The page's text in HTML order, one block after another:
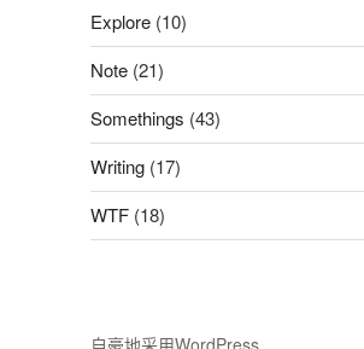
Explore(10)
Note(21)
Somethings (43)
Writing(17)
WTF(18)
自豪地采用WordPress